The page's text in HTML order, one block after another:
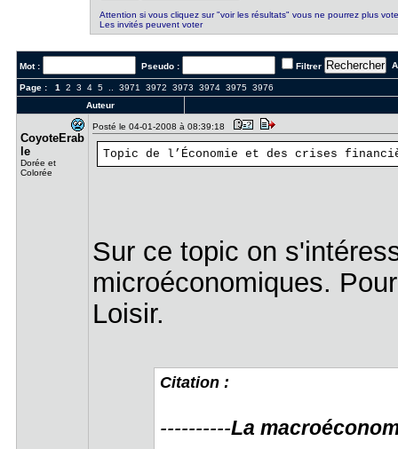
Attention si vous cliquez sur "voir les résultats" vous ne pourrez plus
Les invités peuvent voter
Mot : Pseudo : Filtrer
Page : 1 2 3 4 5.. 3971 3972 3973 3974 3975 3976
Auteur
CoyoteErab​
le
Dorée et
Colorée
Posté le 04-01-2008 à 08:39:18
Topic de l’Économie et des crises
Sur ce topic on
microéconomiques.
Loisir.
Citation :
----------La